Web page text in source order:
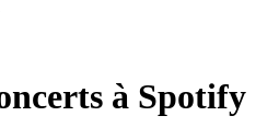
à Spotify